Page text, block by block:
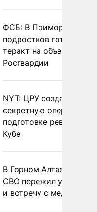
ФСБ: В Приморье трое
подростков готовили
теракт на объекте
Росгвардии
NYT: ЦРУ создало
секретную опергруппу
подготовке революции
Кубе
В Горном Алтае
СВО пережил удар
и встречу с медведем